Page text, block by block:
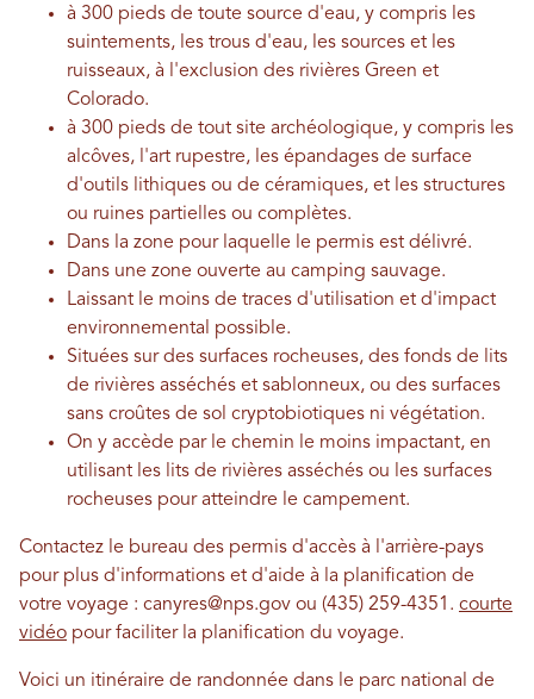
à 300 pieds de toute source d'eau, y compris les
suintements, les trous d'eau, les sources et les
ruisseaux, à l'exclusion des rivières Green et
Colorado.
à 300 pieds de tout site archéologique, y compris les
alcôves, l'art rupestre, les épandages de surface
d'outils lithiques ou de céramiques, et les structures
ou ruines partielles ou complètes.
Dans la zone pour laquelle le permis est délivré.
Dans une zone ouverte au camping sauvage.
Laissant le moins de traces d'utilisation et d'impact
environnemental possible.
Situées sur des surfaces rocheuses, des fonds de lits
de rivières asséchés et sablonneux, ou des surfaces
sans croûtes de sol cryptobiotiques ni végétation.
On y accède par le chemin le moins impactant, en
utilisant les lits de rivières asséchés ou les surfaces
rocheuses pour atteindre le campement.
Contactez le bureau des permis d'accès à l'arrière-pays
pour plus d'informations et d'aide à la planification de
votre voyage : canyres@nps.gov ou (435) 259-4351. courte
vidéo pour faciliter la planification du voyage.
Voici un itinéraire de randonnée dans le parc national de